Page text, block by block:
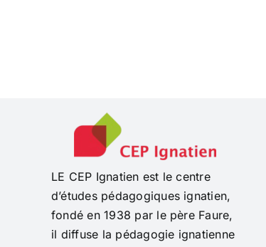
LE CEP Ignatien est le centre
d’études pédagogiques ignatien,
fondé en 1938 par le père Faure,
il diffuse la pédagogie ignatienne